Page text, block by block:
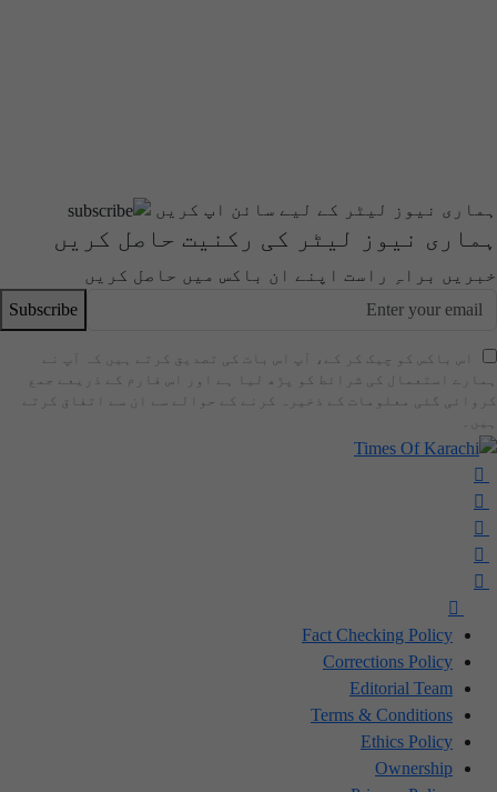
ہماری نیوز لیٹر کے لیے سائن اپ کریں
ہماری نیوز لیٹر کی رکنیت حاصل کریں
خبریں براہِ راست اپنے ان باکس میں حاصل کریں
Subscribe
اس باکس کو چیک کر کے، آپ اس بات کی تصدیق کرتے ہیں کہ آپ نے
ہمارے استعمال کی شرائط کو پڑھ لیا ہے اور اس فارم کے ذریعے جمع
کروائی گئی معلومات کے ذخیرہ کرنے کے حوالے سے ان سے اتفاق کرتے
ہیں۔
Fact Checking Policy
Corrections Policy
Editorial Team
Terms & Conditions
Ethics Policy
Ownership